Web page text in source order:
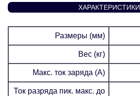
ХАРАКТЕРИСТИКИ
Размеры (мм)
Вес (кг)
Макс. ток заряда (А)
Ток разряда пик. макс. до